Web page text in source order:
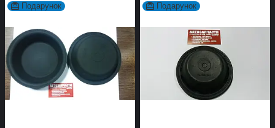
Подарунок Подарунок